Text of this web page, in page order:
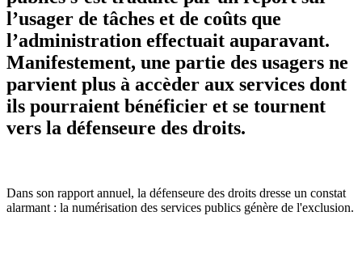
l’usager de tâches et de coûts que
l’administration effectuait auparavant.
Manifestement, une partie des usagers ne
parvient plus à accèder aux services dont
ils pourraient bénéficier et se tournent
vers la défenseure des droits.
Dans son rapport annuel, la défenseure des droits dresse un constat
alarmant : la numérisation des services publics génère de l'exclusion.